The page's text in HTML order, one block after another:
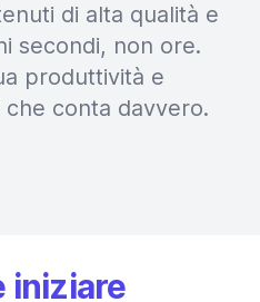
di alta qualità e
secondi, non ore.
produttività e
conta davvero.
iniziare